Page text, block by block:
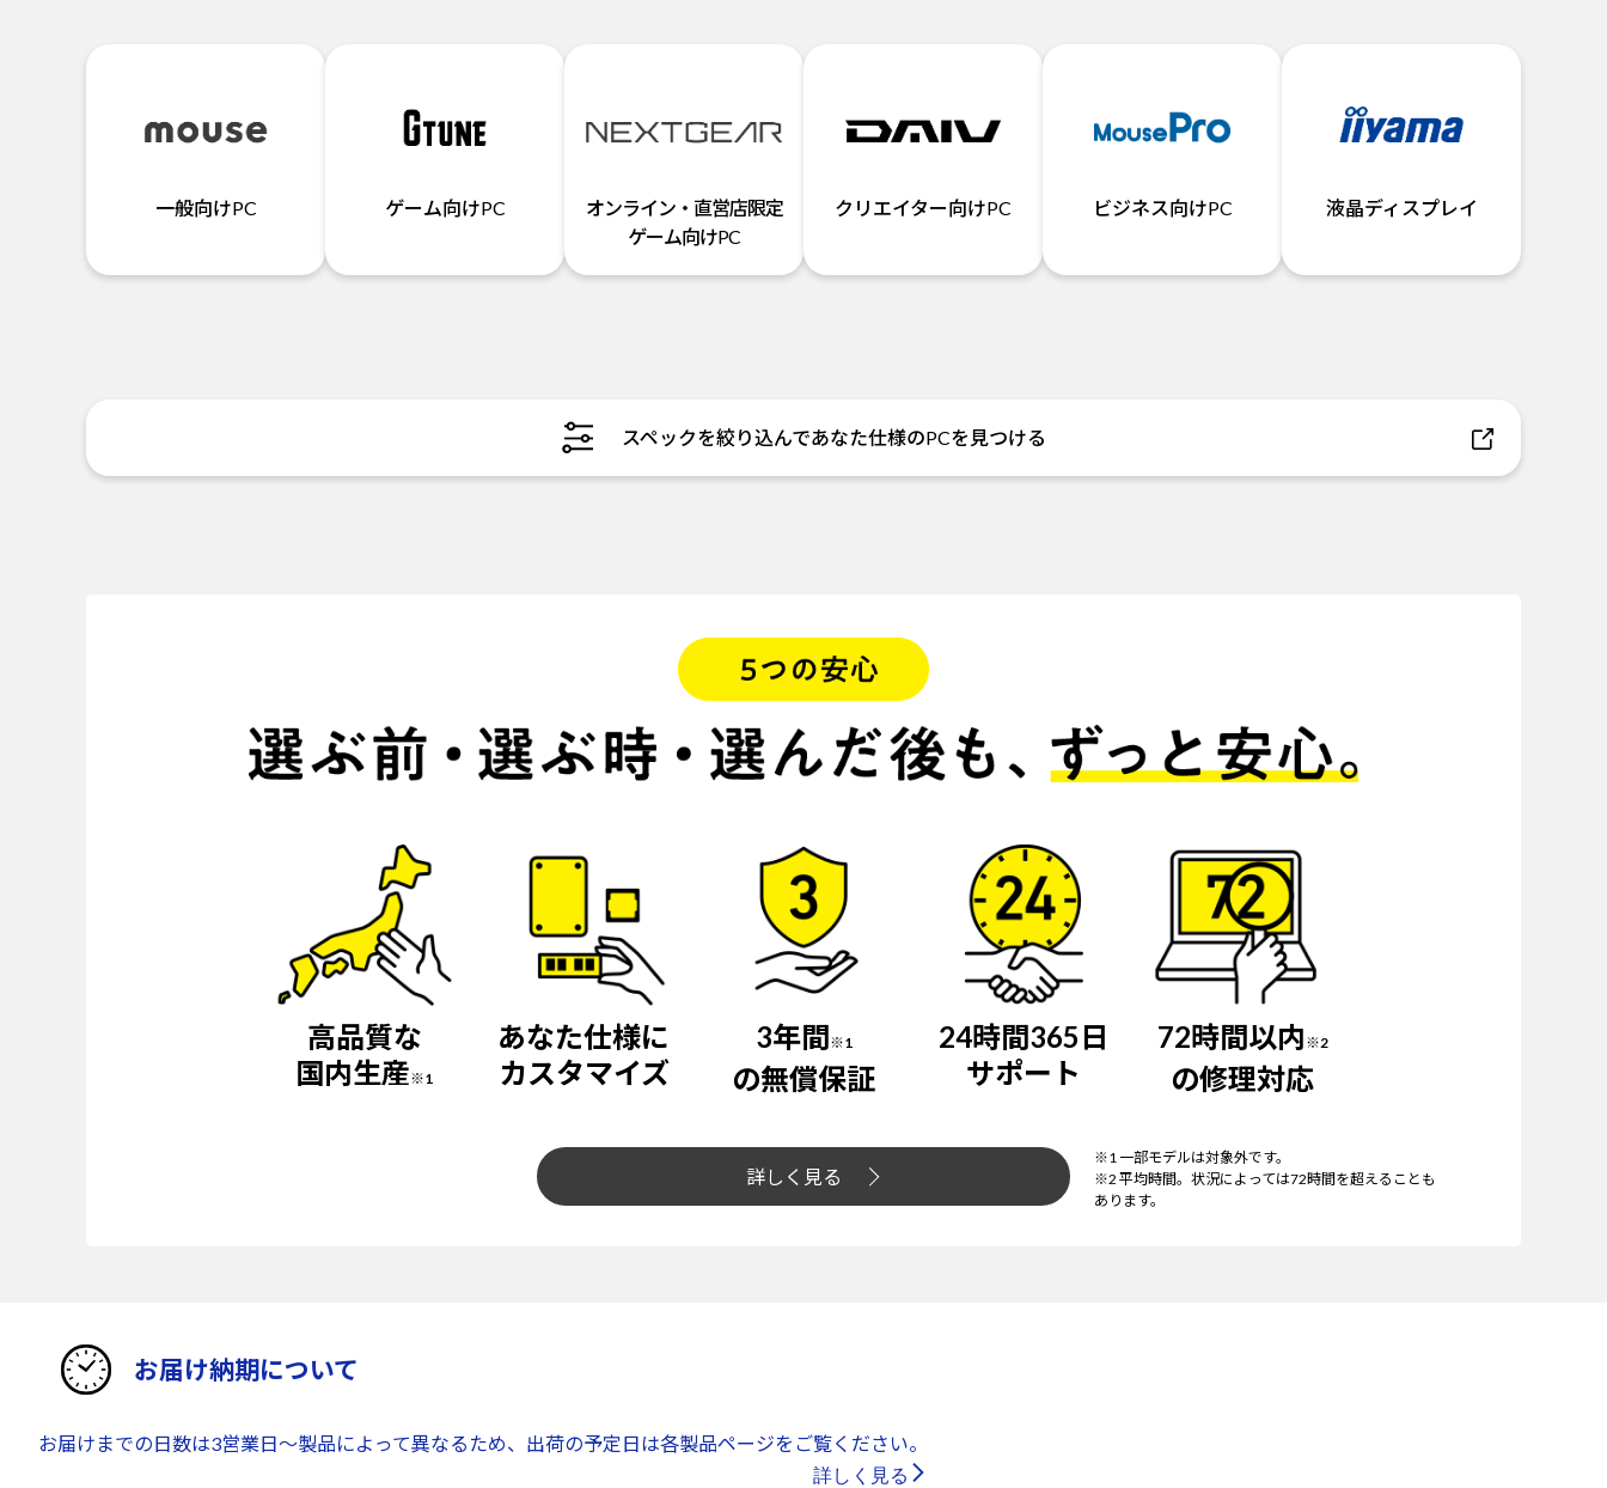
一般向けPC ゲーム向けPC
オンライン・直営店限定
ゲーム向けPC
クリエイター向けPC ビジネス向けPC 液晶ディスプレイ
スペックを絞り込んであなた仕様のPCを見つける
高品質な
国内生産※1
あなた仕様に
カスタマイズ
3年間※1
の無償保証
24時間365日
サポート
72時間以内 ※2
の修理対応
詳しく見る
※1 一部モデルは対象外です。
※2 平均時間。状況によっては72時間を超えることも
あります。
お届け納期について
お届けまでの日数は3営業日～製品によって異なるため、出荷の予定日は各製品ページをご覧ください。
詳しく見る